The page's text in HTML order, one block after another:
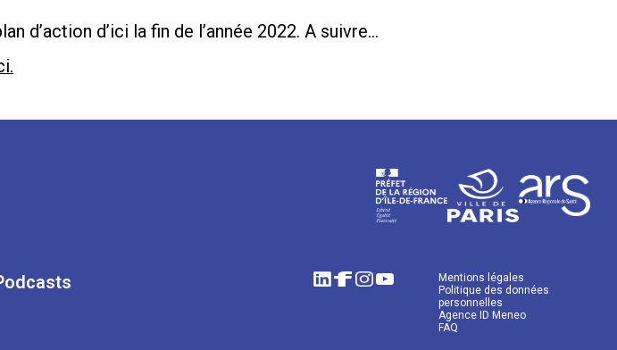
d’action d’ici la fin de l’année 2022. A suivre…
Mentions légales
Politique des données
personnelles
Agence ID Meneo
FAQ